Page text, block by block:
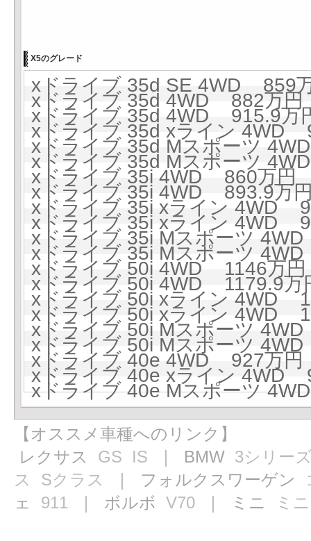
X5のグレード
xドライブ 35d SE 4WD 859
xドライブ 35d 4WD 882万
xドライブ 35d 4WD 915.9万
xドライブ 35d xライン 4WD
xドライブ 35d Mスポーツ
xドライブ 35d Mスポーツ
xドライブ 35i 4WD 860万円
xドライブ 35i 4WD 893.9万
xドライブ 35i xライン 4WD
xドライブ 35i xライン 4WD
xドライブ 35i Mスポーツ
xドライブ 35i Mスポーツ
xドライブ 50i 4WD 1146万
xドライブ 50i 4WD 1179.9
xドライブ 50i xライン 4WD
xドライブ 50i xライン 4WD
xドライブ 50i Mスポーツ
xドライブ 50i Mスポーツ
xドライブ 40e 4WD 927万
xドライブ 40e xライン 4WD
xドライブ 40e Mスポーツ
【オススメ車種へのリンク】
レクサス GS IS ｜ BMW 3シリー
ス
Sクラス ｜ フォルクスワーゲン
ェ 911 ｜ ボルボ V70 ｜ ミニ ミニ